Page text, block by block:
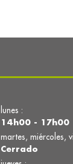
lunes :
14h00 - 17h00
martes, miércoles,
Cerrado